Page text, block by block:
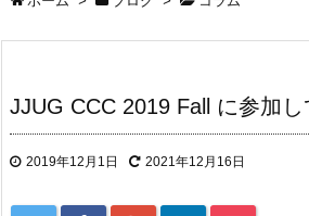
JJUG CCC 2019 Fall に参加し
2019年12月1日 2021年12月16日